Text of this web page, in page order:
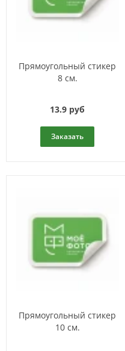
Прямоугольный стикер
8 см.
13.9 руб
Заказать
Прямоугольный стикер
10 см.